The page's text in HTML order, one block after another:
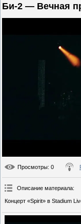
Би-2 — Вечная
Просмотры: 0
Описание материала:
Концерт «Spirit» в Stadium